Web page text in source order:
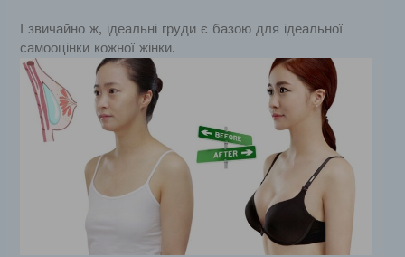
І звичайно ж, ідеальні груди є базою для ідеальної
самооцінки кожної жінки.